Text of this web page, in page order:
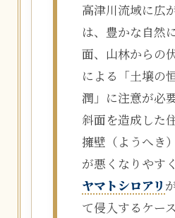
高津川流域に広
は、豊かな自然
面、山林からの
による「土壌の
潤」に注意が必
斜面を造成した
擁壁（ようへき
が悪くなりやす
ヤマトシロアリ
て侵入するケー